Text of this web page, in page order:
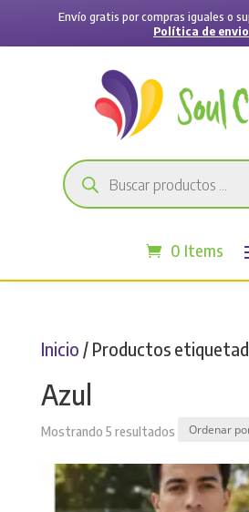
Envío gratis por compras iguales o
Política de
Búsqueda
de
productos
0 Items
Inicio / Productos
Azul
Mostrando 5 resultadosSorted
latest